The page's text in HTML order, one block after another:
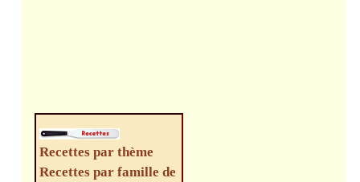
Recettes par thème
Recettes par famille de